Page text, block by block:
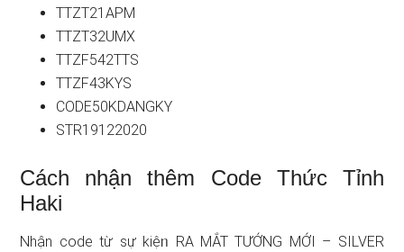
TTZT21APM
TTZT32UMX
TTZF542TTS
TTZF43KYS
CODE50KDANGKY
STR19122020
Cách nhận thêm Code Thức Tỉnh
Haki
Nhận code từ sự kiệᥒ RA MẮT TƯỚNG MỚI – SILVER